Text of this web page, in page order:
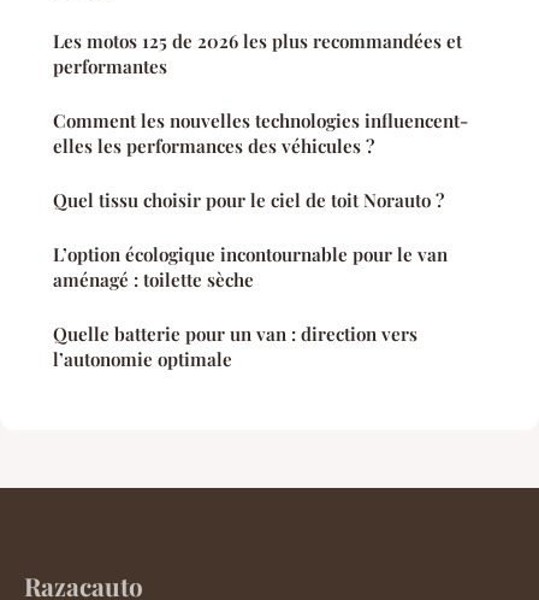
Les motos 125 de 2026 les plus recommandées et
performantes
Comment les nouvelles technologies influencent-
elles les performances des véhicules ?
Quel tissu choisir pour le ciel de toit Norauto ?
L’option écologique incontournable pour le van
aménagé : toilette sèche
Quelle batterie pour un van : direction vers
l’autonomie optimale
Razacauto